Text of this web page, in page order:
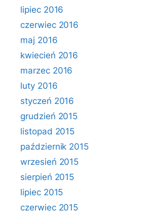
lipiec 2016
czerwiec 2016
maj 2016
kwiecień 2016
marzec 2016
luty 2016
styczeń 2016
grudzień 2015
listopad 2015
październik 2015
wrzesień 2015
sierpień 2015
lipiec 2015
czerwiec 2015